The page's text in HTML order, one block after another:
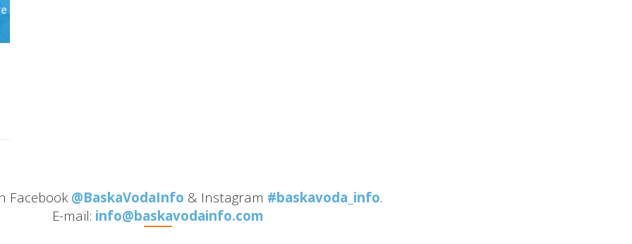
Facebook @BaskaVodaInfo & Instagram #baskavoda_info.
E-mail: info@baskavodainfo.com